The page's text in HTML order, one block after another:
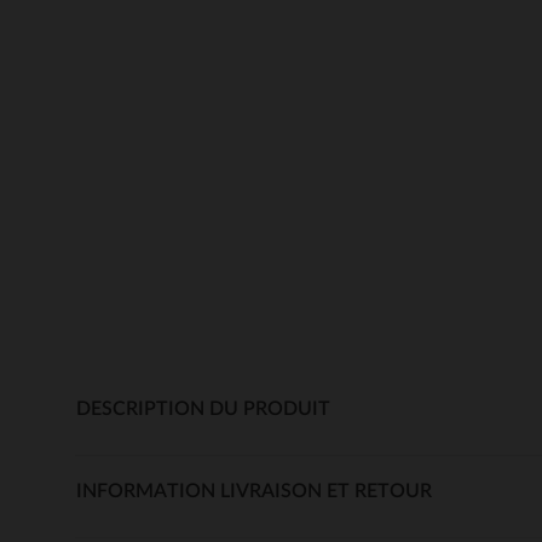
DESCRIPTION DU PRODUIT
INFORMATION LIVRAISON ET RETOUR